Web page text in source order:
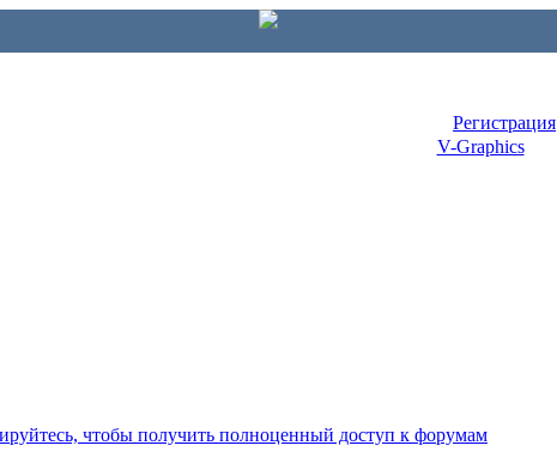
Регистрация
V-Graphics
чтобы получить полноценный доступ к форумам